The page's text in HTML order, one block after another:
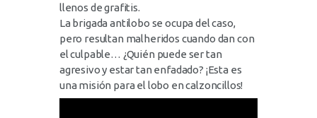
llenos de grafitis.
La brigada antilobo se ocupa del caso,
pero resultan malheridos cuando dan con
el culpable… ¿Quién puede ser tan
agresivo y estar tan enfadado? ¡Esta es
una misión para el lobo en calzoncillos!